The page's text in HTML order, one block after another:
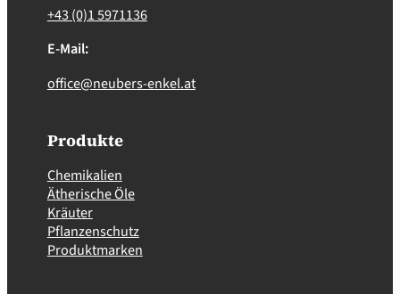
+43 (0)1 5971136
E-Mail:
office@neubers-enkel.at
Produkte
Chemikalien
Ätherische Öle
Kräuter
Pflanzenschutz
Produktmarken